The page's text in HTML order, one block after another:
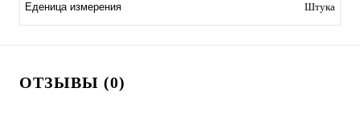
Еденица измерения Штука
ОТЗЫВЫ (0)